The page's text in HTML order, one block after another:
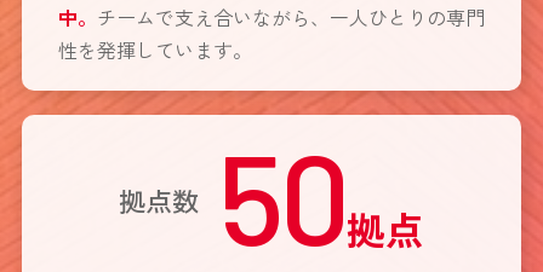
中。 チームで支え合いながら、一人ひとりの専門
性を発揮しています。
拠点数 50拠点